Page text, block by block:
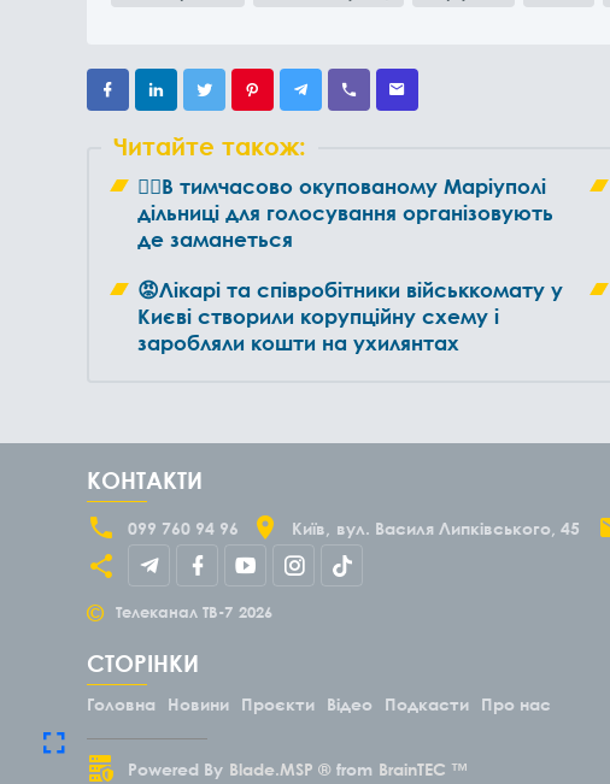
Читайте також:
🤦‍♀️В тимчасово окупованому Маріуполі
дільниці для голосування організовують
де заманеться
😡Лікарі та співробітники військкомату у
Києві створили корупційну схему і
заробляли кошти на ухилянтах
КОНТАКТИ
099 760 94 96 Київ вул. Василя Липківського, 45
© Телеканал ТВ-7 2026
СТОРІНКИ
Головна Новини Проєкти Відео Подкасти Про нас
Powered By Blade.MSP ® from BrainTEC ™